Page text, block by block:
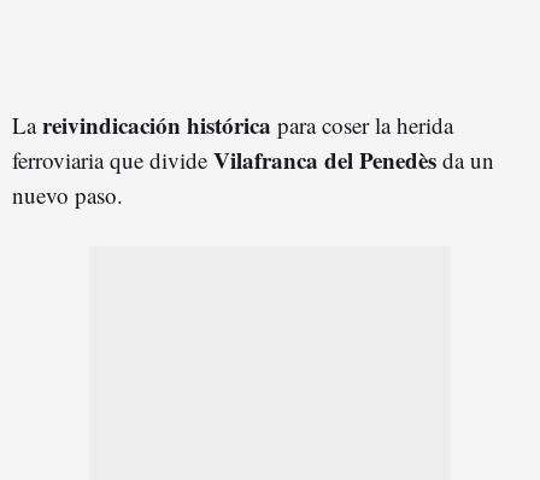
Lareivindicación histórica para coser la herida
ferroviaria que divide Vilafranca del Penedès da un
nuevo paso.